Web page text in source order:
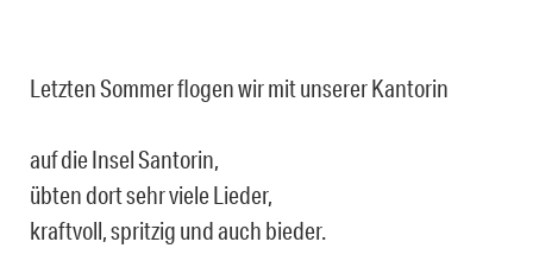
Letzten Sommer flogen wir mit unserer Kantorin
auf die Insel Santorin,
übten dort sehr viele Lieder,
kraftvoll, spritzig und auch bieder.